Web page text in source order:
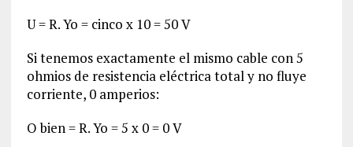
U = R. Yo = cinco x 10 = 50 V
Si tenemos exactamente el mismo cable con 5
ohmios de resistencia eléctrica total y no fluye
corriente, 0 amperios:
O bien = R. Yo = 5 x 0 = 0 V